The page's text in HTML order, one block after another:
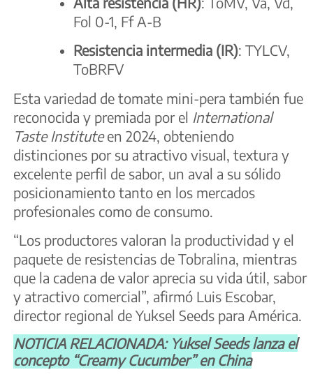
Fol 0-1, Ff A-B
Resistencia intermedia (IR): TYLCV,
ToBRFV
Esta variedad de tomate mini-pera también fue
reconocida y premiada por el International
Taste Instituteen 2024, obteniendo
distinciones por su atractivo visual, textura y
excelente perfil de sabor, un aval a su sólido
posicionamiento tanto en los mercados
profesionales como de consumo.
“Los productores valoran la productividad y el
paquete de resistencias de Tobralina, mientras
que la cadena de valor aprecia su vida útil, sabor
y atractivo comercial”, afirmó Luis Escobar,
director regional de Yuksel Seeds para América.
NOTICIA RELACIONADA: Yuksel Seeds lanza el
concepto “Creamy Cucumber” en China